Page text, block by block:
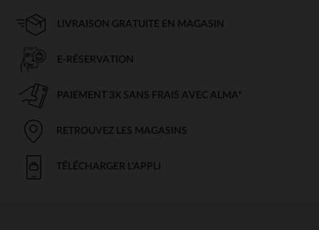
LIVRAISON GRATUITE EN MAGASIN
E-RÉSERVATION
PAIEMENT 3X SANS FRAIS AVEC ALMA*
RETROUVEZ LES MAGASINS
TÉLÉCHARGER L'APPLI